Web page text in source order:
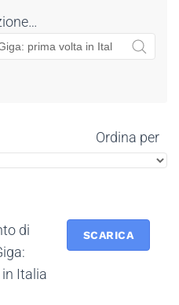
Ordina per
SCARICA
di
Italia